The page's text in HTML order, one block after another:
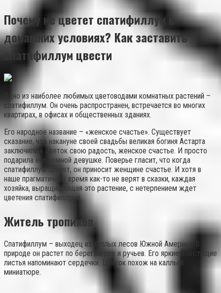
Почему не цветет спатифиллум в
домашних условиях? Как заставить
спатифиллум цвести
Одно из наиболее любимых цветоводами комнатных растений –
спатифиллум. Он очень распространен, встречается во многих
квартирах, в офисах и общественных зданиях.
Его народное название – «женское счастье». Существует
сказание, что накануне своей свадьбы великая богиня Астарта
заключила в цветок свою радость, женское счастье. И просто
подарила его земной девушке. Поверье гласит, что когда
спатифиллум цветет, он приносит женщине счастье. И хотя в
наше прагматичное время как-то не верят в сказки, каждая
хозяйка, выращивающая это растение, с нетерпением ждет
цветения спатифиллума.
Житель тропиков
Спатифиллум – выходец из теплых лесов Южной Америки. В
природе он растет по берегам рек и ручьев. Его яркие блестящие
листья напоминают сердечки. Цветок похож на каллы в
миниатюре.